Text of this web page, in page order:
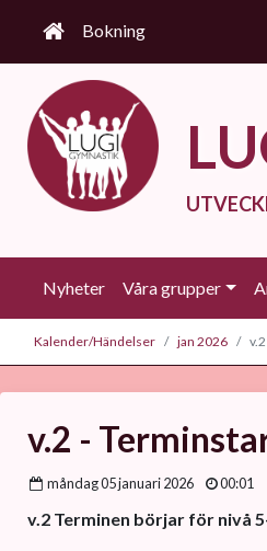
Bokning
Nyheter Våra grupper
Kalender/Händelser jan 2026
v.2 -
måndag 05 januari 2026 00:01
v.2 Terminen börjar för nivå